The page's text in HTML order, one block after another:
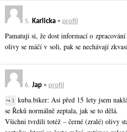
5. Karlicka • profil
Pamatuji si, že dost informací o
olivy se máčí v soli, pak se nechávají
6. Jap • profil
↪ 1 kuba.biker: Asi před 15 lety jsem
se Řeků normálně zeptala, jak se to dělá.
Všichni tvrdili totéž – černé (zralé) olivy